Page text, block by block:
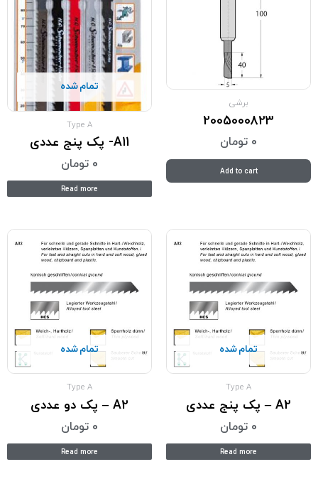
برشی
2005000823
0 تومان
Add to cart
تمام شده
Type A
A11- پک پنج عددی
0 تومان
Read more
تمام شده
Type A
A2 – پک پنج عددی
0 تومان
Read more
تمام شده
Type A
A2 – پک دو عددی
0 تومان
Read more